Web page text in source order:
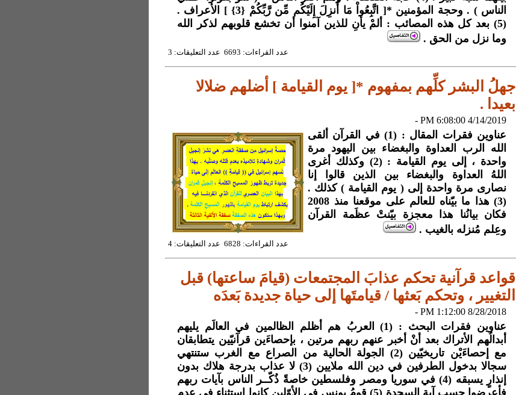
الناس ) . وحجة المؤمنين *[ اتَّبِعُواْ مَا أُنزِلَ إِلَيْكُم مِّن رَّبِّكُمْ {3} ] الأعراف .
(5) بعد كل هذه المصائب : ألمْ يأنِ للذين آمنوا أن تخشع قلوبهم لذكر الله
وما نزل من الحق .
عدد القراءات: 6693 عدد التعليقات: 3
جهلُ البشر كلِّهم بمفهوم *[ يوم القيامة ] أضلهم ضلالا
بعيدا .
4/14/2019 6:08:00 PM -
عناوين فقرات المقال : (1) في القرآن ألقى
الله الرب العداوة والبغضاء بين اليهود مرة
واحدة ، إلى يوم القيامة : (2) وكذلك أغرى
اللهُ العداوة والبغضاء بين الذين قالوا إنا
نصارى مرة واحدة إلى ( يوم القيامة ) كذلك .
(3) هذا ما بيّناه للعالم على موقعنا منذ 2008
فكان بيانُنا هذا معجزة بيّنتْ عظَمة القرآن
وعِلم مُنزله بالغيب .
عدد القراءات: 6828 عدد التعليقات: 4
قواعد قرآنية تحكم عذابَ المجتمعات (قيامَ ساعتها) قبل
التغيير ، وتحكم بَعثها / قيامتَها إلى حياة جديدة بَعدَه
8/28/2018 1:12:00 PM -
عناوين فقرات البحث : (1) العربُ هم أظلم الظالمين في العالَم يليهم
أبدالُهم الأتراك بعد أنْ أخبر عنهم ربهم مرتين ، بإحصاءَين قرآنيّين يتطابقان
مع إحصاءَيْن تاريخيّين (2) الجولة الحالية من الصراع مع الغرب ستنتهي
سجالا بدخول الطرفين في دين الله ملايين (3) لا عذاب بدرجة هلاك بدون
إنذارٍ يسبقه (4) في سوريا ومصر وفلسطين خاصةً ذُكّــر الناس بآيات ربهم
فأعرضوا حسب آية السجدة (5) قومُ يونس في الأوّلين كانوا استثناء في عدم